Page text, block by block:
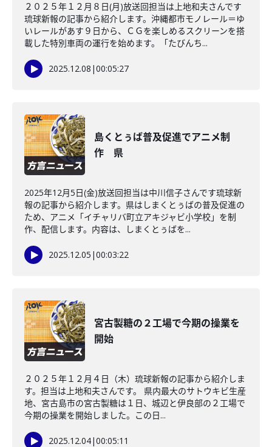
２０２５年１２月８日(月)放送回担当は上地和夫さんです
琉球新報の記事から紹介します。沖縄都市モノレール＝ゆ
いレールがあす９日から、ＣＧを楽しめるスクリーンを搭
載した特別車両の運行を始めます。「たびんち...
2025.12.08 |00:05:27
島くとぅば普及促進でアニメ制
作 県
2025年12月5日(金)放送回担当は中川信子さんです琉球新
報の記事から紹介します。県はしまくとぅばの普及促進の
ため、アニメ「イチャリバ町立アキジャビ小学校」を制
作、配信します。内容は、しまくとぅばを...
2025.12.05 |00:03:22
宮古製糖の２工場で今期の操業を
開始
２０２５年１２月４日（木）琉球新報の記事から紹介しま
す。担当は上地和夫さんです。 県内最大のサトウキビ生産
地、宮古島市の宮古製糖は１日、城辺と伊良部の２工場で
今期の操業を開始しました。この日...
2025.12.04|00:05:11